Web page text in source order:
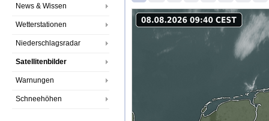
News & Wissen
Wetterstationen
Niederschlagsradar
Satellitenbilder
Warnungen
Schneehöhen